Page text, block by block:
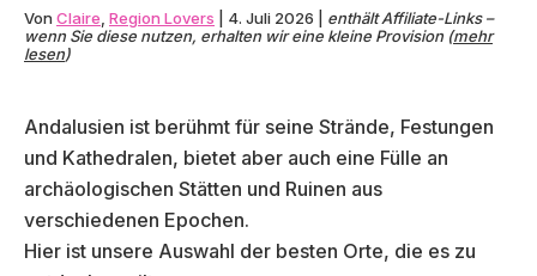
Von Claire Region Lovers 4. Juli 2026
enthält Affiliate-Links –
wenn Sie diese nutzen, erhalten wir eine kleine Provision (mehr
lesen)
Andalusien ist berühmt für seine Strände, Festungen
und Kathedralen, bietet aber auch eine Fülle an
archäologischen Stätten und Ruinen aus
verschiedenen Epochen.
Hier ist unsere Auswahl der besten Orte, die es zu